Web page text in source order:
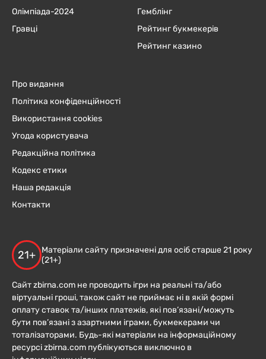
Олімпіада-2024
Гравці
Гемблінг
Рейтинг букмекерів
Рейтинг казино
Про видання
Політика конфіденційності
Використання cookies
Угода користувача
Редакційна політика
Кодекс етики
Наша редакція
Контакти
21+
Матеріали сайту призначені для осіб старше 21 року
(21+)
Сайт zbirna.com не проводить ігри на реальні та/або
віртуальні гроші, також сайт не приймає ні в якій формі
оплату ставок та/інших платежів, які пов’язані/можуть
бути пов’язані з азартними іграми, букмекерами чи
тоталізаторами. Будь-які матеріали на інформаційному
ресурсі zbirna.com публікуються виключно в